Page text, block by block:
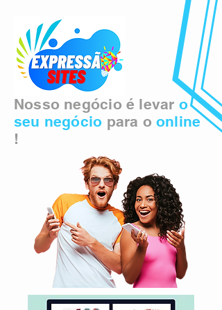
Nosso negócio é levar o
seu negócio para o online
!